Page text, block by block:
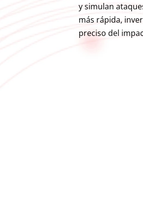
y simulan
más rápida,
preciso del